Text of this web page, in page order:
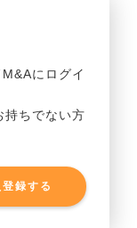
にログイ
持ちでない方
録する